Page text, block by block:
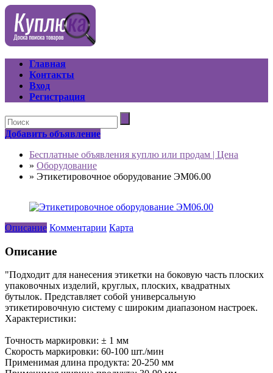
Главная
Контакты
Вход
Регистрация
Добавить объявление
Бесплатные объявления куплю или продам | Цена
» Оборудование
» Этикетировочное оборудование ЭМ06.00
Описание Комментарии Карта
Описание
"Подходит для нанесения этикетки на боковую часть плоских
упаковочных изделий, круглых, плоских, квадратных
бутылок. Представляет собой универсальную
этикетировочную систему с широким диапазоном настроек.
Характеристики:
Точность маркировки: ± 1 мм
Скорость маркировки: 60-100 шт./мин
Применимая длина продукта: 20-250 мм